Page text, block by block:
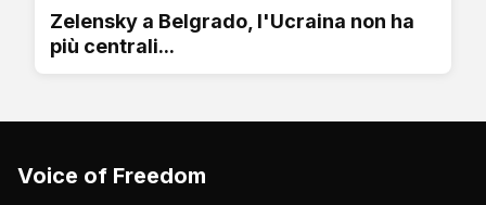
Zelensky a Belgrado, l'Ucraina non ha
più centrali...
Voice of Freedom